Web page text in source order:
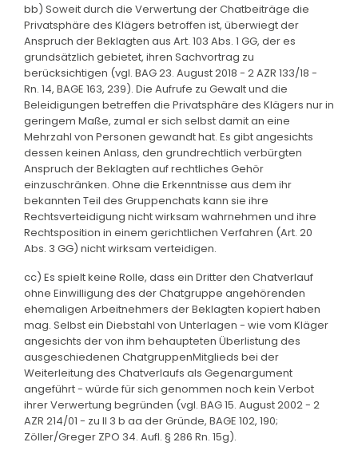
bb) Soweit durch die Verwertung der Chatbeiträge die
Privatsphäre des Klägers betroffen ist, überwiegt der
Anspruch der Beklagten aus Art. 103 Abs. 1 GG, der es
grundsätzlich gebietet, ihren Sachvortrag zu
berücksichtigen (vgl. BAG 23. August 2018 - 2 AZR 133/18 -
Rn. 14, BAGE 163, 239). Die Aufrufe zu Gewalt und die
Beleidigungen betreffen die Privatsphäre des Klägers nur in
geringem Maße, zumal er sich selbst damit an eine
Mehrzahl von Personen gewandt hat. Es gibt angesichts
dessen keinen Anlass, den grundrechtlich verbürgten
Anspruch der Beklagten auf rechtliches Gehör
einzuschränken. Ohne die Erkenntnisse aus dem ihr
bekannten Teil des Gruppenchats kann sie ihre
Rechtsverteidigung nicht wirksam wahrnehmen und ihre
Rechtsposition in einem gerichtlichen Verfahren (Art. 20
Abs. 3 GG) nicht wirksam verteidigen.
cc) Es spielt keine Rolle, dass ein Dritter den Chatverlauf
ohne Einwilligung des der Chatgruppe angehörenden
ehemaligen Arbeitnehmers der Beklagten kopiert haben
mag. Selbst ein Diebstahl von Unterlagen - wie vom Kläger
angesichts der von ihm behaupteten Überlistung des
ausgeschiedenen ChatgruppenMitglieds bei der
Weiterleitung des Chatverlaufs als Gegenargument
angeführt - würde für sich genommen noch kein Verbot
ihrer Verwertung begründen (vgl. BAG 15. August 2002 - 2
AZR 214/01 - zu II 3 b aa der Gründe, BAGE 102, 190;
Zöller/Greger ZPO 34. Aufl. § 286 Rn. 15g).